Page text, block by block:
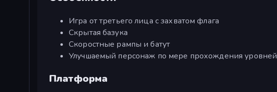
Игра от третьего лица с захватом флага
Скрытая базука
Скоростные рампы и батут
Улучшаемый персонаж по мере прохождения уровней
Платформа